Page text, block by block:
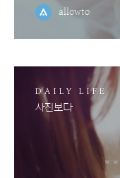
allowto
DAILY LIFE
사진보다